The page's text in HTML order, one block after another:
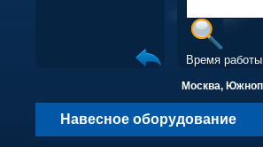
Время
Москва,
Навесное оборудование